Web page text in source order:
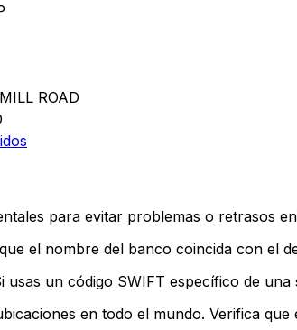
ROAD
para evitar problemas o retrasos
el nombre del banco coincida con el
usas un código SWIFT específico de
en todo el mundo. Verifica